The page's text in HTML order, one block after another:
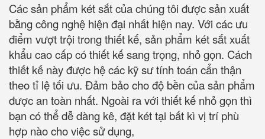
Các sản phẩm két sắt của chúng tôi được sản xuất
bằng công nghệ hiện đại nhất hiện nay. Với các ưu
điểm vượt trội trong thiết kế, sản phẩm két sắt xuất
khẩu cao cấp có thiết kế sang trọng, nhỏ gọn. Cách
thiết kế này được hệ các kỹ sư tính toán cẩn thận
theo tỉ lệ tối ưu. Đảm bảo cho độ bền của sản phẩm
được an toàn nhất. Ngoài ra với thiết kế nhỏ gọn thì
bạn có thể dễ dàng kê, đặt két tại bất kì vị trí phù
hợp nào cho việc sử dụng,